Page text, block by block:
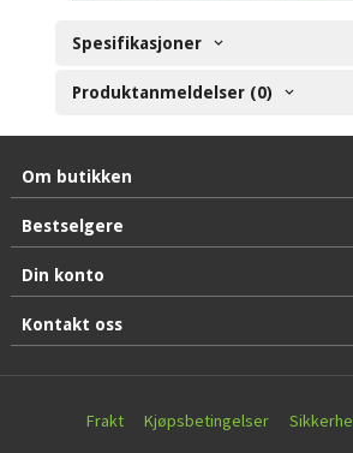
Spesifikasjoner
Produktanmeldelser (0)
Om butikken
Bestselgere
Din konto
Kontakt oss
Frakt Kjøpsbetingelser